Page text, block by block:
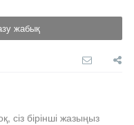
жабық
сіз бірінші жазыңыз